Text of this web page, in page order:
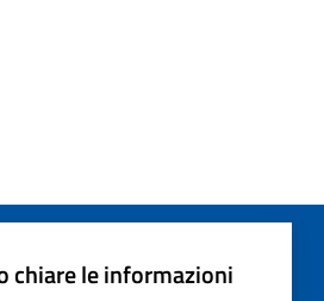
chiare le informazioni